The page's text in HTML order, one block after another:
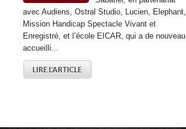
avec Audiens, Ostral Studio, Lucien, Elephant,
Mission Handicap Spectacle Vivant et
Enregistré, et l’école EICAR, qui a de nouveau
accueilli...
LIRE L'ARTICLE